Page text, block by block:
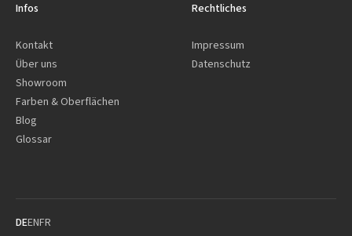
Infos
Kontakt
Über uns
Showroom
Farben & Oberflächen
Blog
Glossar
Rechtliches
Impressum
Datenschutz
DEENFR